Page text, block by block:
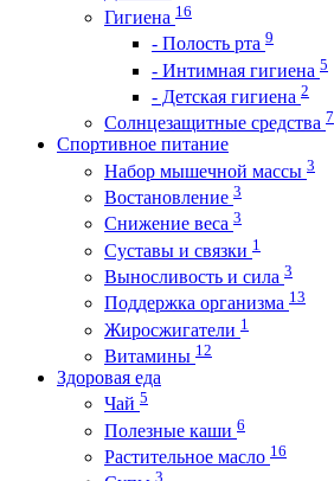
Гигиена 16
- Полость рта 9
- Интимная гигиена 5
- Детская гигиена 2
Солнцезащитные средства 7
Спортивное питание
Набор мышечной массы 3
Востановление 3
Снижение веса 3
Суставы и связки 1
Выносливость и сила 3
Поддержка организма 13
Жиросжигатели 1
Витамины 12
Здоровая еда
Чай 5
Полезные каши 6
Растительное масло 16
3